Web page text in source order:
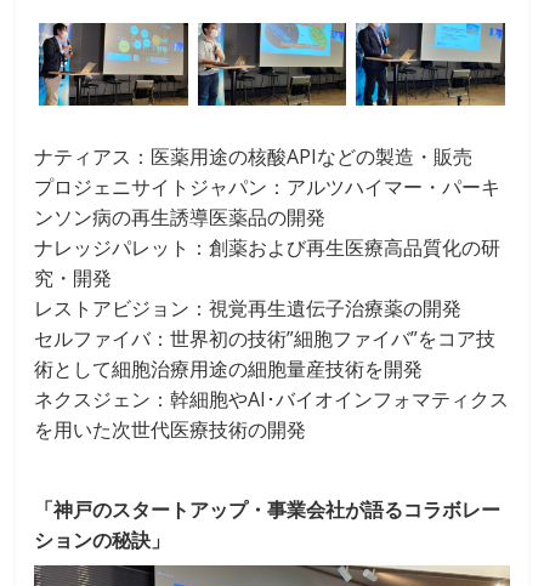
ナティアス：医薬用途の核酸APIなどの製造・販売
プロジェニサイトジャパン：アルツハイマー・パーキ
ンソン病の再生誘導医薬品の開発
ナレッジパレット：創薬および再生医療高品質化の研
究・開発
レストアビジョン：視覚再生遺伝子治療薬の開発
セルファイバ：世界初の技術”細胞ファイバ”をコア技
術として細胞治療用途の細胞量産技術を開発
ネクスジェン：幹細胞やAI･バイオインフォマティクス
を用いた次世代医療技術の開発
「神戸のスタートアップ・事業会社が語るコラボレー
ションの秘訣」